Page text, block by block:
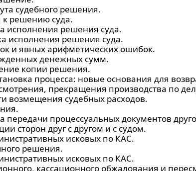
судебного решения.
решению суда.
исполнения решения суда.
исполнения решения суда.
и явных арифметических ошибок.
денежных сумм.
копии решения.
процесса: новые основания для
прекращения производства по
возмещения судебных расходов.
передачи процессуальных документов
сторон друг с другом и с судом.
исковых по КАС.
решения.
исковых по КАС.
кассационного обжалования и